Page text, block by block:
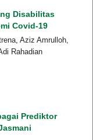
Disabilitas
Covid-19
Aziz Amrulloh,
Rahadian
Prediktor